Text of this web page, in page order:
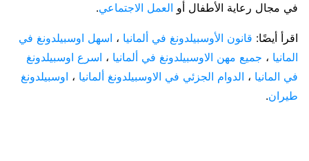
في مجال رعاية الأطفال أو العمل الاجتماعي.
اقرأ أيضًا: قانون الأوسبيلدونغ في ألمانيا ، اسهل اوسبيلدونغ في
المانيا ، جميع مهن الاوسبيلدونغ في ألمانيا ، اسرع اوسبيلدونغ
في المانيا ، الدوام الجزئي في الاوسبيلدونغ ألمانيا ، اوسبيلدونغ
طيران.